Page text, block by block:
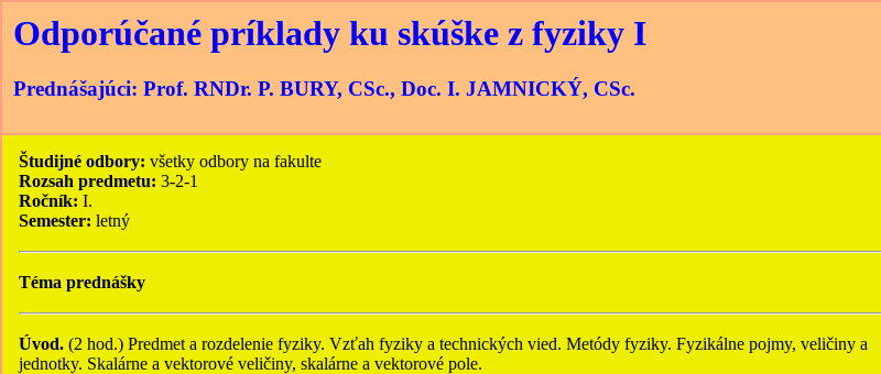
Odporúčané príklady ku skúške z fyziky I
Prednášajúci: Prof. RNDr. P. BURY, CSc., Doc. I. JAMNICKÝ, CSc.
Študijné odbory: všetky odbory na fakulte
Rozsah predmetu: 3-2-1
Ročník: I.
Semester: letný
Téma prednášky
Úvod. (2 hod.) Predmet a rozdelenie fyziky. Vzťah fyziky a technických vied. Metódy fyziky. Fyzikálne pojmy, veličiny a
jednotky. Skalárne a vektorové veličiny, skalárne a vektorové pole.